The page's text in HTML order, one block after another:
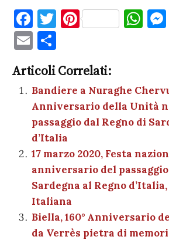
F
a
c
e
b
o
o
k
T
te
r
Pi
es
t
W
A
p
p
E
m
ai
l
n
di
vi
di
Articoli Correlati:
Bandiere a Nuraghe
Anniversario della Unità
passaggio dal Regno di
d’Italia
17 marzo 2020, Festa
anniversario del
Sardegna al Regno
Italiana
Biella, 160° Anniversario
da Verrès pietra di